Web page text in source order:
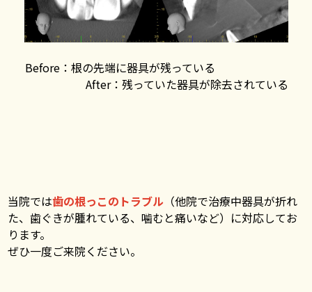
Before：根の先端に器具が残っている
After：残っていた器具が除去されている
当院では歯の根っこのトラブル （他院で治療中器具が折れ
た、歯ぐきが腫れている、噛むと痛いなど）に対応してお
ります。
ぜひ一度ご来院ください。